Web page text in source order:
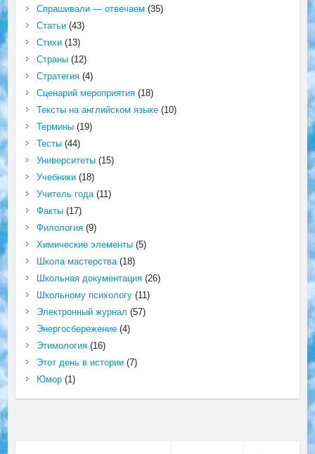
Спрашивали — отвечаем (35)
Статьи(43)
Стихи(13)
Страны(12)
Стратегия(4)
Сценарий мероприятия(18)
Тексты на английском языке(10)
Термины(19)
Тесты(44)
Университеты(15)
Учебники(18)
Учитель года(11)
Факты(17)
Филология(9)
Химические элементы(5)
Школа мастерства(18)
Школьная документация(26)
Школьному психологу(11)
Электронный журнал (57)
Энергосбережение(4)
Этимология(16)
Этот день в истории(7)
Юмор(1)